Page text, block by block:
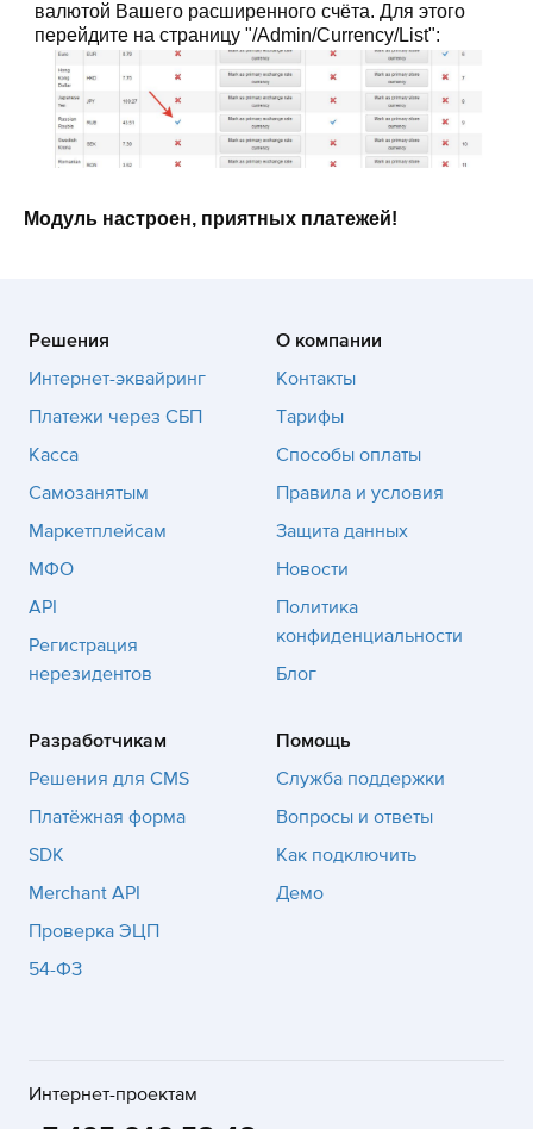
валютой Вашего расширенного счёта. Для этого
перейдите на страницу "/Admin/Currency/List":
Модуль настроен, приятных платежей!
Решения
Интернет-эквайринг
Платежи через СБП
Касса
Самозанятым
Маркетплейсам
МФО
API
Регистрация
нерезидентов
О компании
Контакты
Тарифы
Способы оплаты
Правила и условия
Защита данных
Новости
Политика
конфиденциальности
Блог
Разработчикам
Решения для CMS
Платёжная форма
SDK
Merchant API
Проверка ЭЦП
54-ФЗ
Помощь
Служба поддержки
Вопросы и ответы
Как подключить
Демо
Интернет-проектам